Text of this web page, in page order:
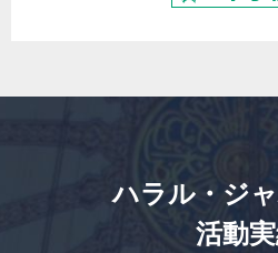
ハラル・ジ
活動